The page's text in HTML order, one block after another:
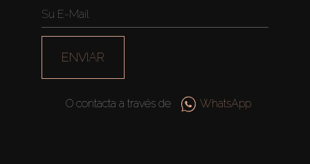
ENVIAR
O contacta a través de WhatsApp